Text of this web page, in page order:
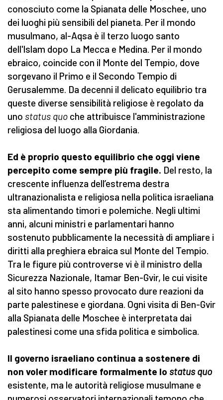
conosciuto come la Spianata delle Moschee, uno
dei luoghi più sensibili del pianeta. Per il mondo
musulmano, al-Aqsa è il terzo luogo santo
dell'Islam dopo La Mecca e Medina. Per il mondo
ebraico, coincide con il Monte del Tempio, dove
sorgevano il Primo e il Secondo Tempio di
Gerusalemme. Da decenni il delicato equilibrio tra
queste diverse sensibilità religiose è regolato da
uno status quo che attribuisce l'amministrazione
religiosa del luogo alla Giordania.
Ed è proprio questo equilibrio che oggi viene
percepito come sempre più fragile. Del resto, la
crescente influenza dell’estrema destra
ultranazionalista e religiosa nella politica israeliana
sta alimentando timori e polemiche. Negli ultimi
anni, alcuni ministri e parlamentari hanno
sostenuto pubblicamente la necessità di ampliare i
diritti alla preghiera ebraica sul Monte del Tempio.
Tra le figure più controverse vi è il ministro della
Sicurezza Nazionale, Itamar Ben-Gvir, le cui visite
al sito hanno spesso provocato dure reazioni da
parte palestinese e giordana. Ogni visita di Ben-Gvir
alla Spianata delle Moschee è interpretata dai
palestinesi come una sfida politica e simbolica.
Il governo israeliano continua a sostenere di
non voler modificare formalmente lo status quo
esistente, ma le autorità religiose musulmane e